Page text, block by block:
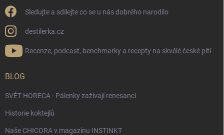
Sledujte a sdílejte co se u nás dobrého narodilo
destilerka.cz
Recenze, podcast, benchmarky a recepty na skvělé české pití
BLOG
SVĚT HORECA - Pálenky zažívají renesanci
Historie koktejlů
Naše CHICORA v magazínu INSTINKT